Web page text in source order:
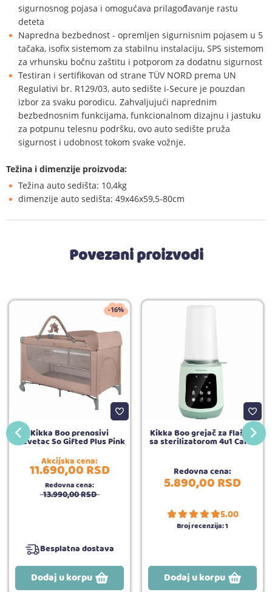
sigurnosnog pojasa i omogućava prilagođavanje rastu
deteta
Napredna bezbednost - opremljen sigurnisnim pojasem u 5
tačaka, isofix sistemom za stabilnu instalaciju, SPS sistemom
za vrhunsku bočnu zaštitu i potporom za dodatnu sigurnost
Testiran i sertifikovan od strane TÜV NORD prema UN
Regulativi br. R129/03, auto sedište i-Secure je pouzdan
izbor za svaku porodicu. Zahvaljujući naprednim
bezbednosnim funkcijama, funkcionalnom dizajnu i jastuku
za potpunu telesnu podršku, ovo auto sedište pruža
sigurnost i udobnost tokom svake vožnje.
Težina i dimenzije proizvoda:
Težina auto sedišta: 10,4kg
dimenzije auto sedišta: 49x46x59,5-80cm
Povezani proizvodi
-16%
Kikka Boo prenosivi
krevetac So Gifted Plus Pink
Akcijska cena:
11.690,00RSD
Redovna cena:
13.990,00RSD
Besplatna dostava
Dodaj u korpu
Kikka Boo grejač za flašice
sa sterilizatorom 4u1 Caldo
Redovna cena:
5.890,00RSD
5.00
Broj recenzija:1
Dodaj u korpu